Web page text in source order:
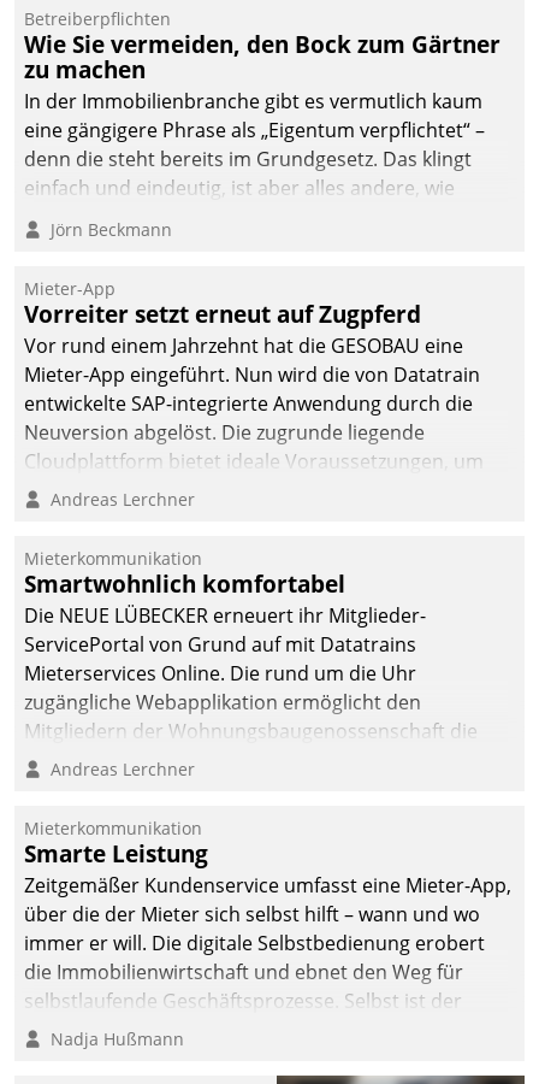
Dialogführung ermöglicht
dem externen
Serviceteam, Anrufe von
Mietenden zügiger und
effizienter zu bearbeiten.
Betreiberpflichten
Wie Sie vermeiden, den Bock zum Gärtner
zu machen
In der Immobilienbranche gibt es vermutlich kaum
eine gängigere Phrase als „Eigentum verpflichtet“ –
denn die steht bereits im Grundgesetz. Das klingt
einfach und eindeutig, ist aber alles andere, wie
Branchenbeschäftigte wissen. Denn mit der
Verantwortung folgen Verpflichtungen.
Jörn Beckmann
Mieter-App
Vorreiter setzt erneut auf Zugpferd
Vor rund einem Jahrzehnt hat die GESOBAU eine
Mieter-App eingeführt. Nun wird die von Datatrain
entwickelte SAP-integrierte Anwendung durch die
Neuversion abgelöst. Die zugrunde liegende
Cloudplattform bietet ideale Voraussetzungen, um
die Funktionalität der App zu erweitern und weitere
integrieren.
Andreas Lerchner
Mieterkommunikation
Smartwohnlich komfortabel
Die NEUE LÜBECKER erneuert ihr Mitglieder-
ServicePortal von Grund auf mit Datatrains
Mieterservices Online. Die rund um die Uhr
zugängliche Webapplikation ermöglicht den
Mitgliedern der Wohnungs­bau­genossenschaft die
Kontaktaufnahme per Smartphone, Tablet oder PC.
Andreas Lerchner
Mieterkommunikation
Smarte Leistung
Zeitgemäßer Kundenservice umfasst eine Mieter-App,
über die der Mieter sich selbst hilft – wann und wo
immer er will. Die digitale Selbstbedienung erobert
die Immobilienwirtschaft und ebnet den Weg für
selbstlaufende Geschäftsprozesse. Selbst ist der
Kunde und smart der Serviceanbieter.
Nadja Hußmann